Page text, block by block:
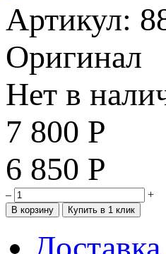
Артикул:
Оригинал
Нет в
7 800 Р
6 850 Р
– +